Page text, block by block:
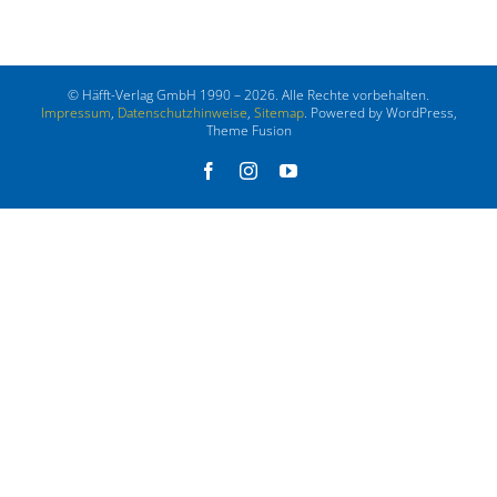
© Häfft-Verlag GmbH 1990 – 2026. Alle Rechte vorbehalten.
Impressum, Datenschutzhinweise, Sitemap. Powered by WordPress,
Theme Fusion
FacebookInstagramYouTube